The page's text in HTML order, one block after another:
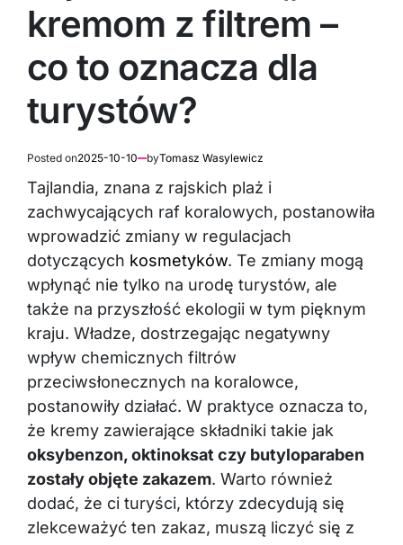
kremom z filtrem –
co to oznacza dla
turystów?
Posted on2025-10-10 byTomasz Wasylewicz
Tajlandia, znana z rajskich plaż i
zachwycających raf koralowych, postanowiła
wprowadzić zmiany w regulacjach
dotyczących kosmetyków. Te zmiany mogą
wpłynąć nie tylko na urodę turystów, ale
także na przyszłość ekologii w tym pięknym
kraju. Władze, dostrzegając negatywny
wpływ chemicznych filtrów
przeciwsłonecznych na koralowce,
postanowiły działać. W praktyce oznacza to,
że kremy zawierające składniki takie jak
oksybenzon, oktinoksat czy butyloparaben
zostały objęte zakazem. Warto również
dodać, że ci turyści, którzy zdecydują się
zlekceważyć ten zakaz, muszą liczyć się z